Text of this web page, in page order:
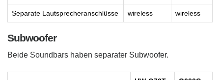
Separate Lautsprecheranschlüsse wireless wireless
Subwoofer
Beide Soundbars haben separater Subwoofer.